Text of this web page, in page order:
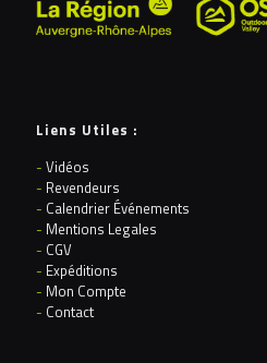
Liens Utiles :
- Vidéos
- Revendeurs
- Calendrier Événements
- Mentions Legales
- CGV
- Expéditions
- Mon Compte
- Contact